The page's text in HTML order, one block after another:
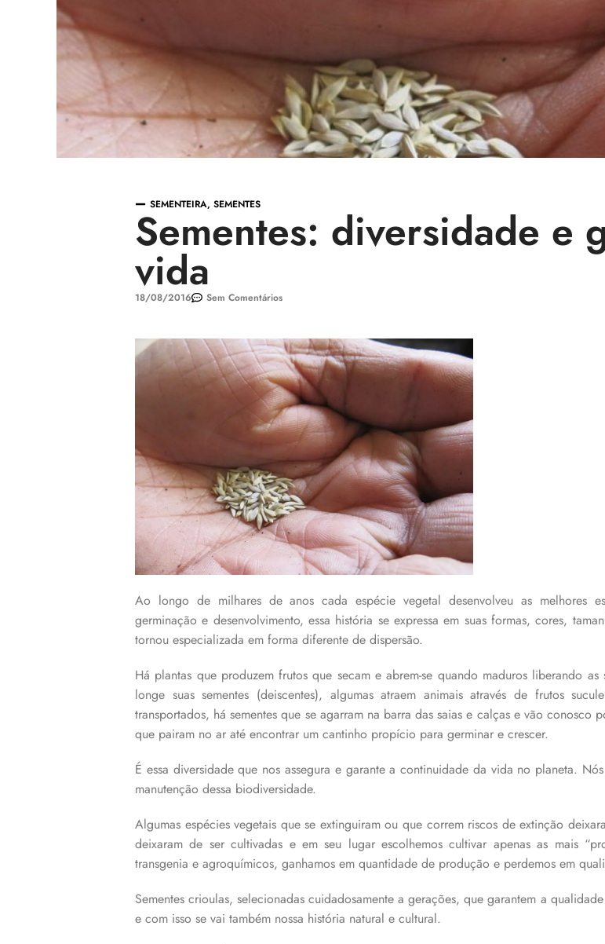
SEMENTEIRA, SEMENTES
Sementes: diversidade e
vida
18/08/2016 Sem Comentários
Ao longo de milhares de anos cada espécie vegetal desenvolveu as melhores
germinação e desenvolvimento, essa história se expressa em suas formas, cores,
tornou especializada em forma diferente de dispersão.
Há plantas que produzem frutos que secam e abrem-se quando maduros liberando
longe suas sementes (deiscentes), algumas atraem animais através de frutos
transportados, há sementes que se agarram na barra das saias e calças e vão conosco
que pairam no ar até encontrar um cantinho propício para germinar e crescer.
É essa diversidade que nos assegura e garante a continuidade da vida no planeta.
manutenção dessa biodiversidade.
Algumas espécies vegetais que se extinguiram ou que correm riscos de extinção
deixaram de ser cultivadas e em seu lugar escolhemos cultivar apenas as mais
transgenia e agroquímicos, ganhamos em quantidade de produção e perdemos em
Sementes crioulas, selecionadas cuidadosamente a gerações, que garantem a
e com isso se vai também nossa história natural e cultural.